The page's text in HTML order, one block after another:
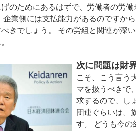
のためにあるはずで、労働者の労
企業側には支払能力があるのですか
きでしょう。 その労組と関連が深
次に問題は財
こそ、こう言う
マを扱うべきで
求するので、し
団連ぐらいは、
す。 どうも今の